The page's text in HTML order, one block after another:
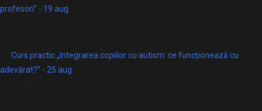
profesori” - 19 aug.
Curs practic „Integrarea copiilor cu autism: ce funcționează cu
adevărat?” - 25 aug.